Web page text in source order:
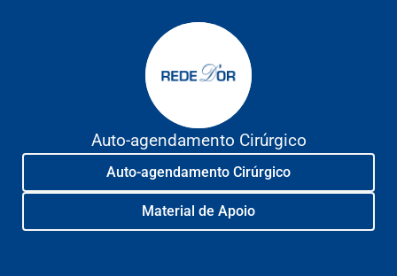
Auto-agendamento Cirúrgico
Auto-agendamento Cirúrgico
Material de Apoio